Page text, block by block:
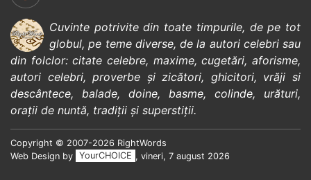
Cuvinte potrivite din toate timpurile, de pe tot
globul, pe teme diverse, de la autori celebrisau
din folclor:citate celebre, maxime,cugetări,aforisme,
autori celebri,proverbe și zicători, ghicitori, vrăji si
descântece, balade, doine, basme, colinde, urături,
orații de nuntă, tradiții și superstiții.
Copyright © 2007-2026 RightWords
Web Design by
YourCHOICE , vineri, 7 august 2026